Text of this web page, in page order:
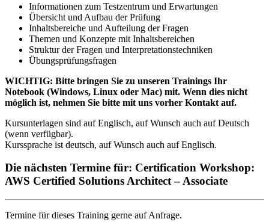
Informationen zum Testzentrum und Erwartungen
Übersicht und Aufbau der Prüfung
Inhaltsbereiche und Aufteilung der Fragen
Themen und Konzepte mit Inhaltsbereichen
Struktur der Fragen und Interpretationstechniken
Übungsprüfungsfragen
WICHTIG: Bitte bringen Sie zu unseren Trainings Ihr
Notebook (Windows, Linux oder Mac) mit. Wenn dies nicht
möglich ist, nehmen Sie bitte mit uns vorher Kontakt auf.
Kursunterlagen sind auf Englisch, auf Wunsch auch auf Deutsch
(wenn verfügbar).
Kurssprache ist deutsch, auf Wunsch auch auf Englisch.
Die nächsten Termine für: Certification Workshop:
AWS Certified Solutions Architect – Associate
Termine für dieses Training gerne auf Anfrage.